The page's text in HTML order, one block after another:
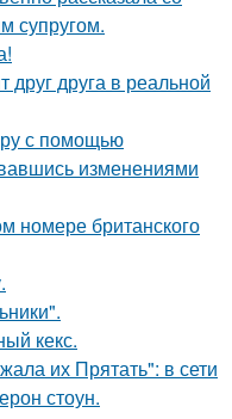
супругом.
друга в реальной
с помощью
изменениями
номере британского
кекс.
их Прятать": в сети
стоун.